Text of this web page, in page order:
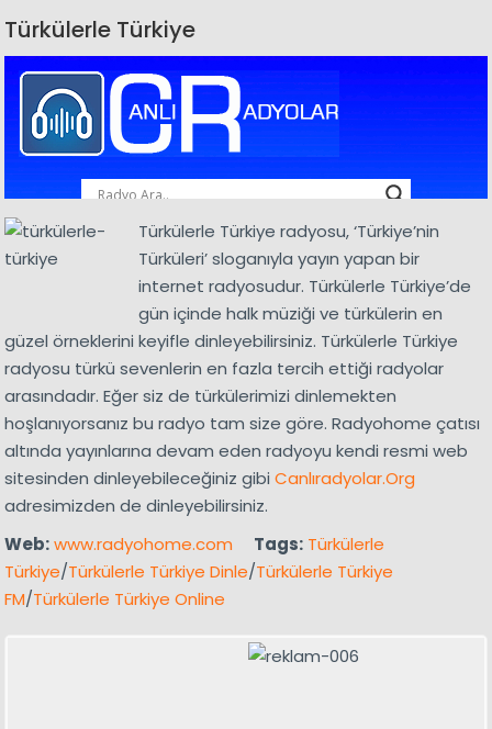
Türkülerle Türkiye
Türkülerle Türkiye radyosu, ‘Türkiye’nin
Türküleri’ sloganıyla yayın yapan bir
internet radyosudur. Türkülerle Türkiye’de
gün içinde halk müziği ve türkülerin en
güzel örneklerini keyifle dinleyebilirsiniz. Türkülerle Türkiye
radyosu türkü sevenlerin en fazla tercih ettiği radyolar
arasındadır. Eğer siz de türkülerimizi dinlemekten
hoşlanıyorsanız bu radyo tam size göre. Radyohome çatısı
altında yayınlarına devam eden radyoyu kendi resmi web
sitesinden dinleyebileceğiniz gibi Canlıradyolar.Org
adresimizden de dinleyebilirsiniz.
Web:www.radyohome.com Tags: Türkülerle
Türkiye/Türkülerle Türkiye Dinle/Türkülerle Türkiye
FM/Türkülerle Türkiye Online